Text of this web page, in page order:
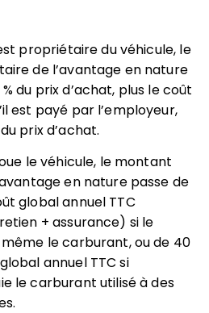
propriétaire du véhicule, le
de l’avantage en nature
du prix d’achat, plus le coût
est payé par l’employeur,
prix d’achat.
le véhicule, le montant
en nature passe de
global annuel TTC
+ assurance) si le
le carburant, ou de 40
annuel TTC si
le carburant utilisé à des